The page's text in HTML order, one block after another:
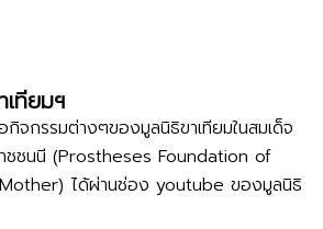
ทียมฯ
กิจกรรมต่างๆของมูลนิธิขาเทียมในสมเด็จ
ชชนนี (Prostheses Foundation of
ได้ผ่านช่อง youtube ของมูลนิธิ